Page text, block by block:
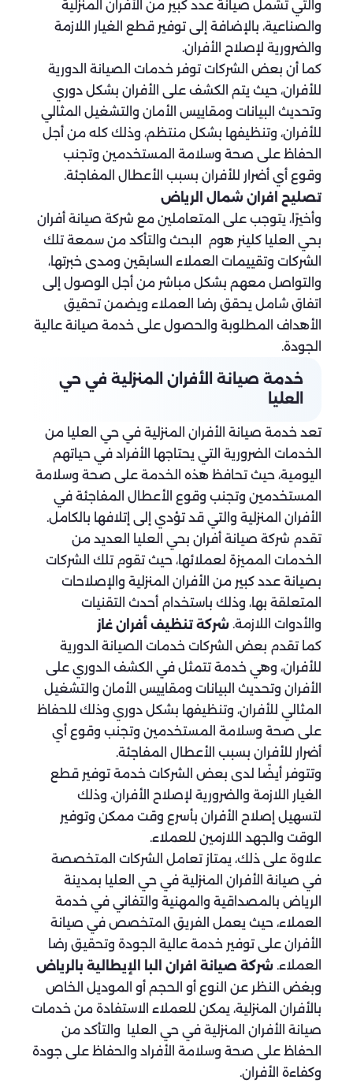
والتي تشمل صيانة عدد كبير من الأفران المنزلية
والصناعية، بالإضافة إلى توفير قطع الغيار اللازمة
والضرورية لإصلاح الأفران.
كما أن بعض الشركات توفر خدمات الصيانة الدورية
للأفران، حيث يتم الكشف على الأفران بشكل دوري
وتحديث البيانات ومقاييس الأمان والتشغيل المثالي
للأفران، وتنظيفها بشكل منتظم، وذلك كله من أجل
الحفاظ على صحة وسلامة المستخدمين وتجنب
وقوع أي أضرار للأفران بسبب الأعطال المفاجئة.
تصليح افران شمال الرياض
وأخيرًا، يتوجب على المتعاملين مع شركة صيانة أفران
بحي العليا كلينر هوم البحث والتأكد من سمعة تلك
الشركات وتقييمات العملاء السابقين ومدى خبرتها،
والتواصل معهم بشكل مباشر من أجل الوصول إلى
اتفاق شامل يحقق رضا العملاء ويضمن تحقيق
الأهداف المطلوبة والحصول على خدمة صيانة عالية
الجودة.
خدمة صيانة الأفران المنزلية في حي
العليا
تعد خدمة صيانة الأفران المنزلية في حي العليا من
الخدمات الضرورية التي يحتاجها الأفراد في حياتهم
اليومية، حيث تحافظ هذه الخدمة على صحة وسلامة
المستخدمين وتجنب وقوع الأعطال المفاجئة في
الأفران المنزلية والتي قد تؤدي إلى إتلافها بالكامل.
تقدم شركة صيانة أفران بحي العليا العديد من
الخدمات المميزة لعملائها، حيث تقوم تلك الشركات
بصيانة عدد كبير من الأفران المنزلية والإصلاحات
المتعلقة بها، وذلك باستخدام أحدث التقنيات
والأدوات اللازمة. شركة تنظيف أفران غاز
كما تقدم بعض الشركات خدمات الصيانة الدورية
للأفران، وهي خدمة تتمثل في الكشف الدوري على
الأفران وتحديث البيانات ومقاييس الأمان والتشغيل
المثالي للأفران، وتنظيفها بشكل دوري وذلك للحفاظ
على صحة وسلامة المستخدمين وتجنب وقوع أي
أضرار للأفران بسبب الأعطال المفاجئة.
وتتوفر أيضًا لدى بعض الشركات خدمة توفير قطع
الغيار اللازمة والضرورية لإصلاح الأفران، وذلك
لتسهيل إصلاح الأفران بأسرع وقت ممكن وتوفير
الوقت والجهد اللازمين للعملاء.
علاوة على ذلك، يمتاز تعامل الشركات المتخصصة
في صيانة الأفران المنزلية في حي العليا بمدينة
الرياض بالمصداقية والمهنية والتفاني في خدمة
العملاء، حيث يعمل الفريق المتخصص في صيانة
الأفران على توفير خدمة عالية الجودة وتحقيق رضا
العملاء. شركة صيانة افران البا الإيطالية بالرياض
وبغض النظر عن النوع أو الحجم أو الموديل الخاص
بالأفران المنزلية، يمكن للعملاء الاستفادة من خدمات
صيانة الأفران المنزلية في حي العليا والتأكد من
الحفاظ على صحة وسلامة الأفراد والحفاظ على جودة
وكفاءة الأفران.